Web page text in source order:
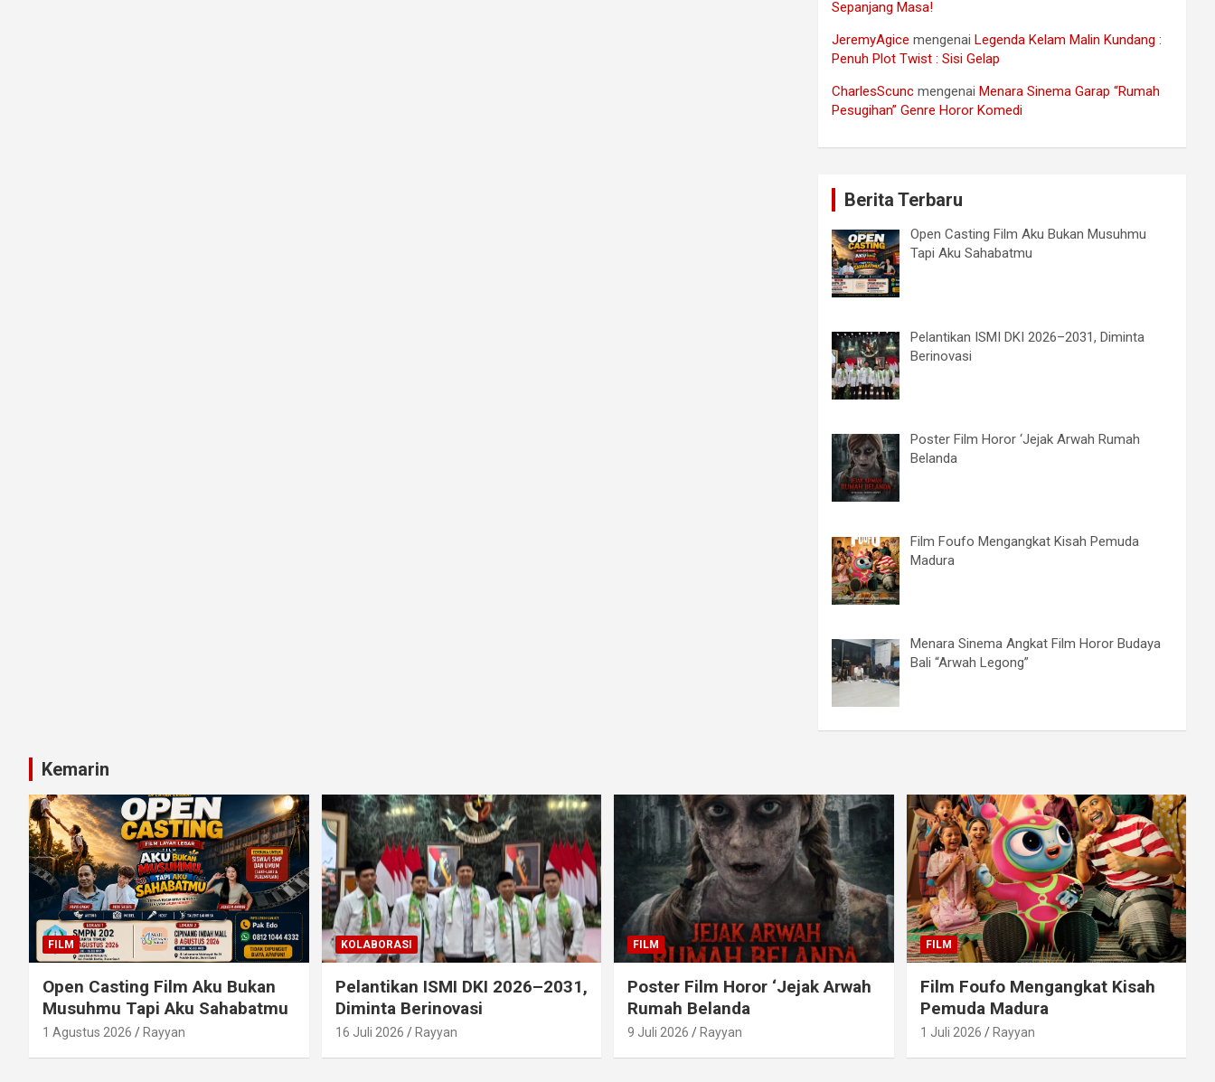
Sepanjang Masa!
JeremyAgice mengenai Legenda Kelam Malin Kundang :
Penuh Plot Twist : Sisi Gelap
CharlesScunc mengenai Menara Sinema Garap “Rumah
Pesugihan” Genre Horor Komedi
Berita Terbaru
Open Casting Film Aku Bukan Musuhmu
Tapi Aku Sahabatmu
Pelantikan ISMI DKI 2026–2031, Diminta
Berinovasi
Poster Film Horor ‘Jejak Arwah Rumah
Belanda
Film Foufo Mengangkat Kisah Pemuda
Madura
Menara Sinema Angkat Film Horor Budaya
Bali “Arwah Legong”
Kemarin
FILM
Open Casting Film Aku Bukan
Musuhmu Tapi Aku Sahabatmu
1 Agustus 2026 Rayyan
KOLABORASI
Pelantikan ISMI DKI 2026–2031,
Diminta Berinovasi
16 Juli 2026 Rayyan
FILM
Poster Film Horor ‘Jejak Arwah
Rumah Belanda
9 Juli 2026 Rayyan
FILM
Film Foufo Mengangkat Kisah
Pemuda Madura
1 Juli 2026 Rayyan